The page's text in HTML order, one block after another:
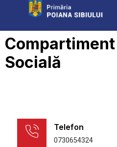
Socială
Telefon
0730654324